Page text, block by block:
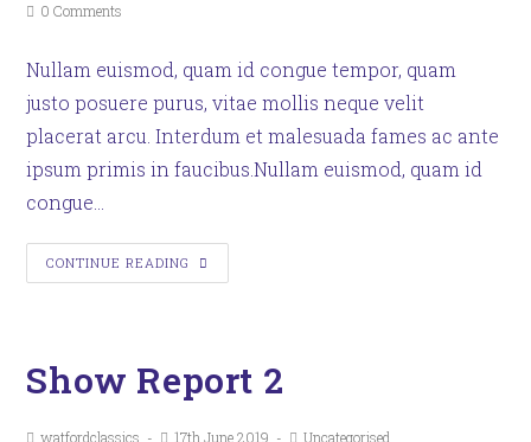
0 Comments
Nullam euismod, quam id congue tempor, quam
justo posuere purus, vitae mollis neque velit
placerat arcu. Interdum et malesuada fames ac ante
ipsum primis in faucibus.Nullam euismod, quam id
congue…
CONTINUE READING
Show Report 2
watfordclassics 17th June 2019 Uncategorised